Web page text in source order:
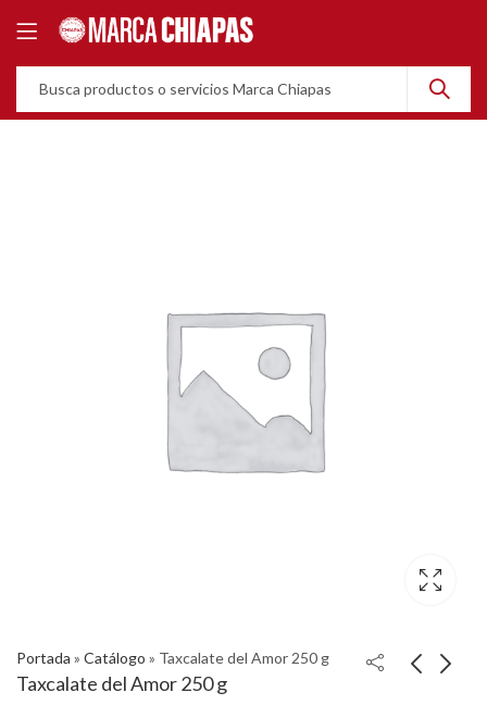
Portada » Catálogo » Taxcalate del Amor 250 g
Taxcalate del Amor 250 g